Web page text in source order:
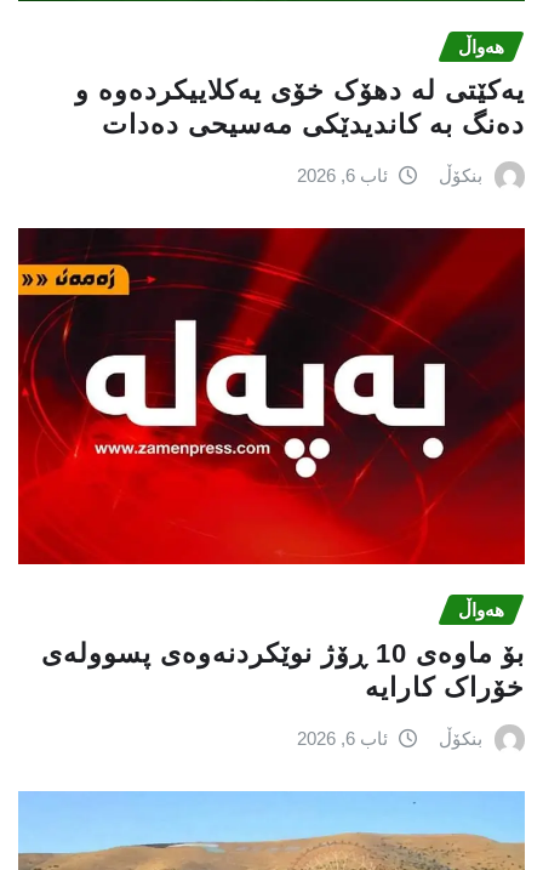
هەواڵ
یەکێتی لە دهۆک خۆی یەکلاییکردەوە و
دەنگ بە کاندیدێکی مەسیحی دەدات
بنکۆڵ ئاب 6, 2026
هەواڵ
بۆ ماوەی 10 ڕۆژ نوێکردنەوەی پسوولەی
خۆراک کارایە
بنکۆڵ ئاب 6, 2026